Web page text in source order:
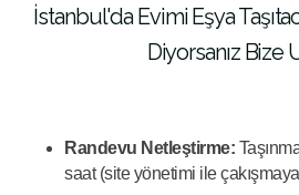
İstanbul'da Evimi Eşya
Diyorsanız Bize
Randevu Netleştirme:
saat (site yönetimi ile